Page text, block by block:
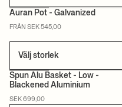
Auran Pot - Galvanized
FRÅN SEK 545,00
Välj storlek
Spun Alu Basket - Low -
Blackened Aluminium
SEK 699,00